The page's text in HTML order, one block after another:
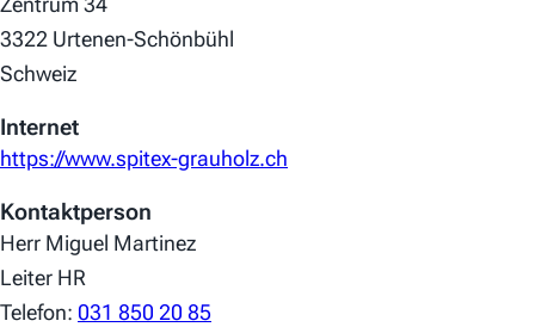
3322 Urtenen-Schönbühl
Schweiz
Internet
https://www.spitex-grauholz.ch
Kontaktperson
Herr Miguel Martinez
Leiter HR
Telefon: 031 850 20 85